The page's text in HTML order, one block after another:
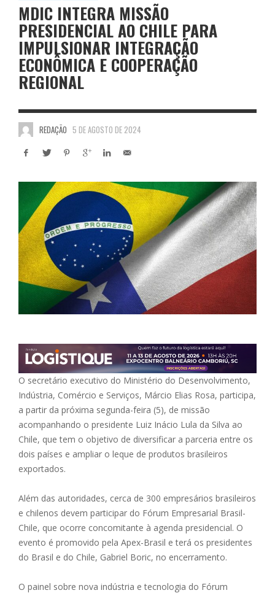
MDIC INTEGRA MISSÃO
PRESIDENCIAL AO CHILE PARA
IMPULSIONAR INTEGRAÇÃO
ECONÔMICA E COOPERAÇÃO
REGIONAL
REDAÇÃO 5 DE AGOSTO DE 2024
O secretário executivo do Ministério do Desenvolvimento,
Indústria, Comércio e Serviços, Márcio Elias Rosa, participa,
a partir da próxima segunda-feira (5), de missão
acompanhando o presidente Luiz Inácio Lula da Silva ao
Chile, que tem o objetivo de diversificar a parceria entre os
dois países e ampliar o leque de produtos brasileiros
exportados.
Além das autoridades, cerca de 300 empresários brasileiros
e chilenos devem participar do Fórum Empresarial Brasil-
Chile, que ocorre concomitante à agenda presidencial. O
evento é promovido pela Apex-Brasil e terá os presidentes
do Brasil e do Chile, Gabriel Boric, no encerramento.
O painel sobre nova indústria e tecnologia do Fórum